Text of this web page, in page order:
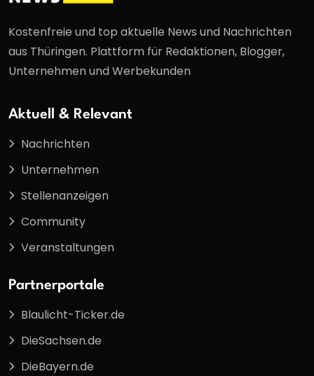
Kostenfreie und top aktuelle News und Nachrichten
aus Thüringen. Plattform für Redaktionen, Blogger,
Unternehmen und Werbekunden
Aktuell & Relevant
Nachrichten
Unternehmen
Stellenanzeigen
Community
Veranstaltungen
Partnerportale
Blaulicht-Ticker.de
DieSachsen.de
DieBayern.de